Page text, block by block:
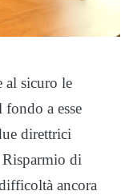
al sicuro le
fondo a esse
ue direttrici
Risparmio di
ancora